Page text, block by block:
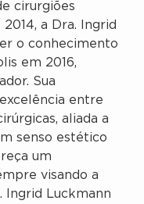
cirurgiões
a Dra. Ingrid
o conhecimento
em 2016,
Sua
entre
aliada a
senso estético
um
visando a
Ingrid Luckmann